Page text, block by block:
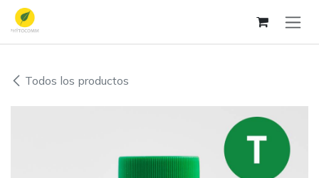
Ir al contenido
Todos los productos